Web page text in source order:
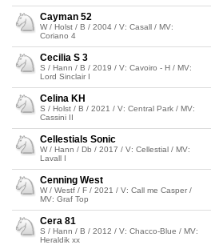
Cayman 52
W / Holst / B / 2004 / V: Casall / MV:
Coriano 4
Cecilia S 3
S / Hann / B / 2019 / V: Cavoiro - H / MV:
Lord Sinclair I
Celina KH
S / Holst / B / 2021 / V: Central Park / MV:
Cassini II
Cellestials Sonic
W / Hann / Db / 2017 / V: Cellestial / MV:
Lavall I
Cenning West
W / Westf / F / 2021 / V: Call me Casper /
MV: Graf Top
Cera 81
S / Hann / B / 2012 / V: Chacco-Blue / MV:
Heraldik xx